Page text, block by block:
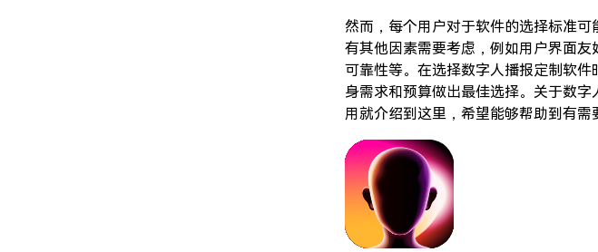
然而，每个用户对于软件的选择标准
有其他因素需要考虑，例如用户界面
可靠性等。在选择数字人播报定制软
身需求和预算做出最佳选择。关于数
用就介绍到这里，希望能够帮助到有需